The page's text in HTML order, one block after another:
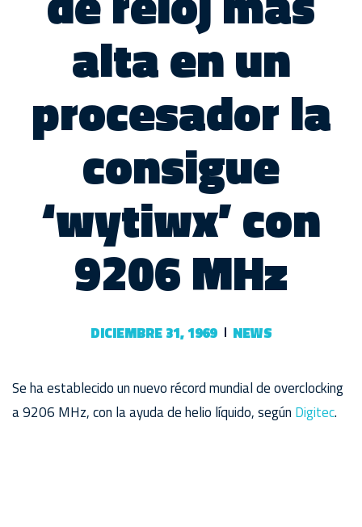
alta en un
procesador la
consigue
‘wytiwx’ con
9206 MHz
DICIEMBRE 31, 1969 NEWS
Se ha establecido un nuevo récord mundial de overclocking
a 9206 MHz, con la ayuda de helio líquido, según Digitec.